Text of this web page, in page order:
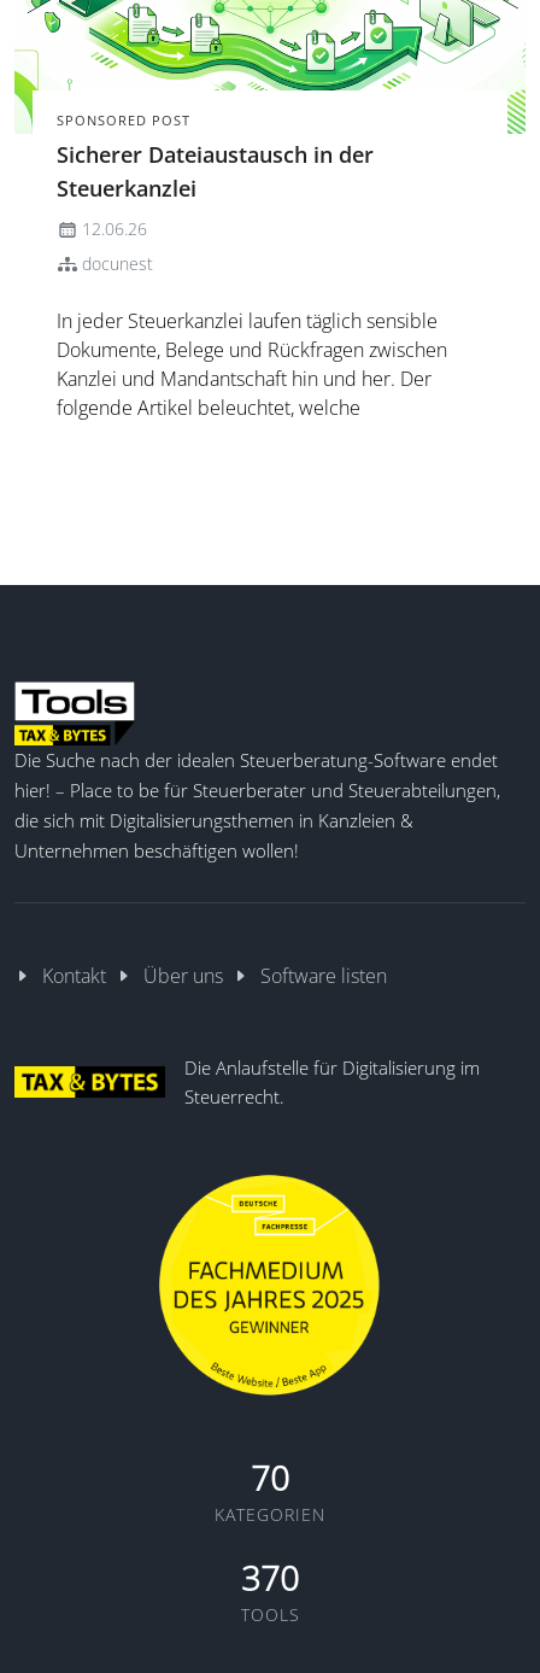
SPONSORED POST
Sicherer Dateiaustausch in der
Steuerkanzlei
12.06.26
docunest
In jeder Steuerkanzlei laufen täglich sensible
Dokumente, Belege und Rückfragen zwischen
Kanzlei und Mandantschaft hin und her. Der
folgende Artikel beleuchtet, welche
Die Suche nach der idealen Steuerberatung-Software endet
hier! – Place to be für Steuerberater und Steuerabteilungen,
die sich mit Digitalisierungsthemen in Kanzleien &
Unternehmen beschäftigen wollen!
Kontakt Über uns Software listen
Die Anlaufstelle für Digitalisierung im
Steuerrecht.
70
KATEGORIEN
370
TOOLS